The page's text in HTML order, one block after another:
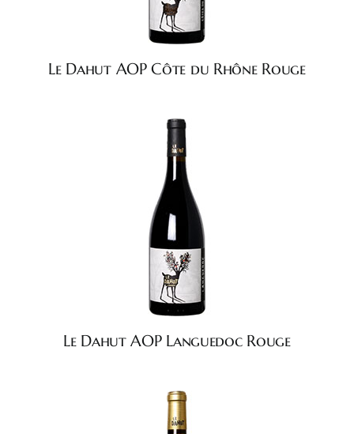
Le Dahut AOP Côte du Rhône Rouge
Le Dahut AOP Languedoc Rouge